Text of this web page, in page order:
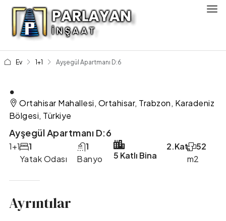
Ev 1+1 Ayşegül Apartmanı D:6
.
Ortahisar Mahallesi, Ortahisar, Trabzon, Karadeniz
Bölgesi, Türkiye
Ayşegül Apartmanı D:6
1+1
Yatak Odası
1
Banyo
1
5 Katlı Bina
2.Kat
m2
52
Ayrıntılar